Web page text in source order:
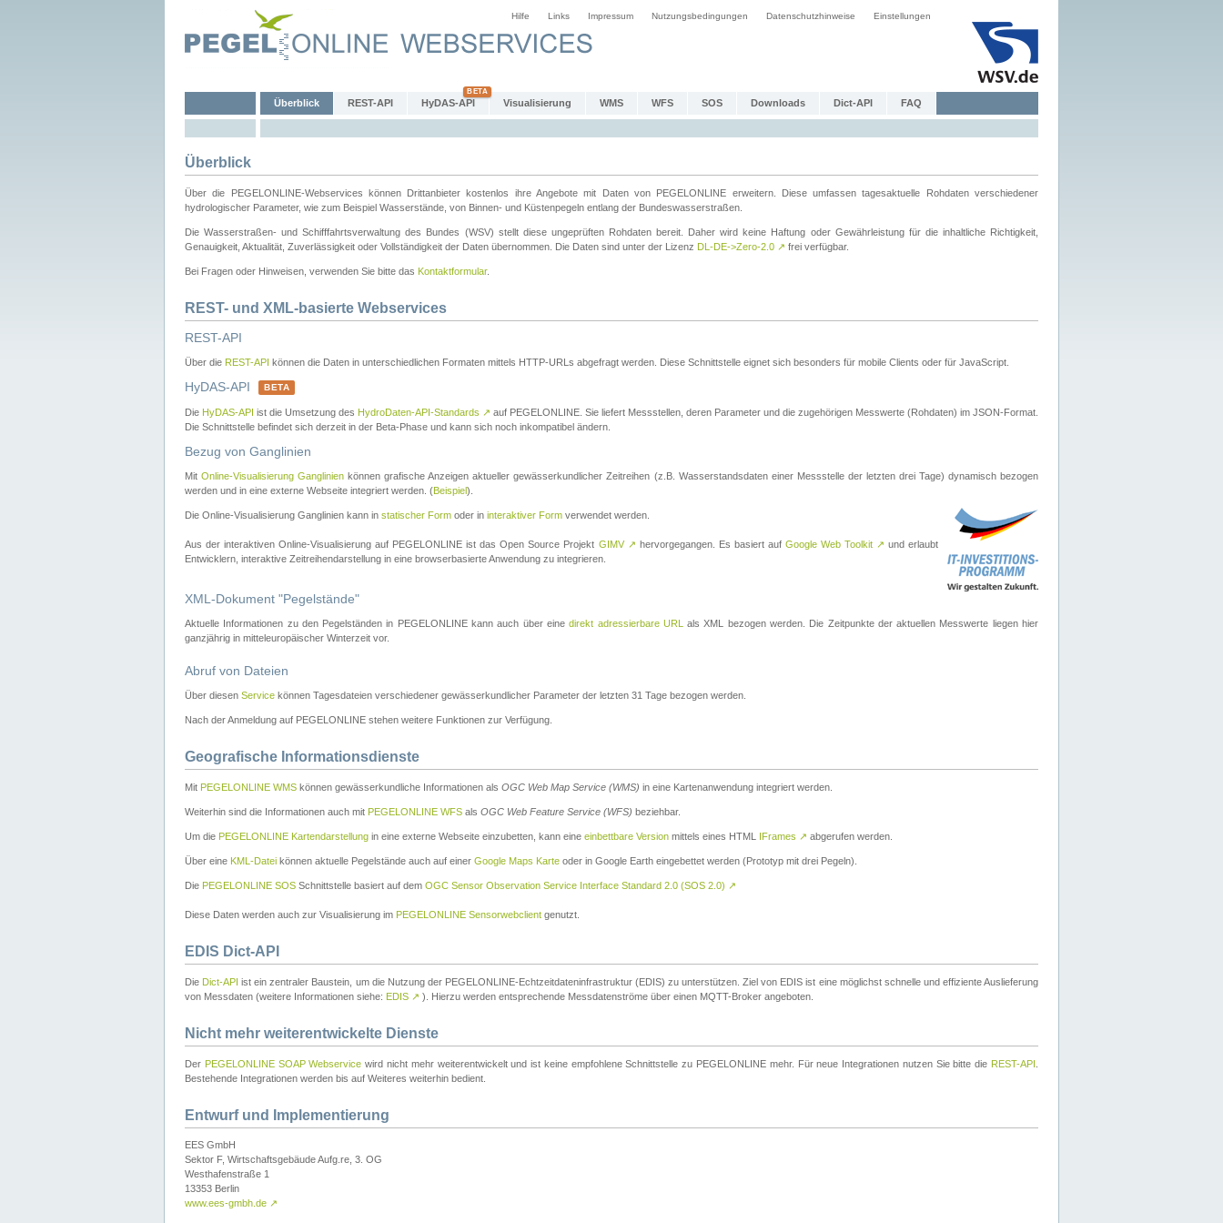
Hilfe Links Impressum Nutzungsbedingungen Datenschutzhinweise Einstellungen
Überblick REST-API HyDAS-API Visualisierung WMS WFS SOS Downloads Dict-API FAQ
Überblick
Über die PEGELONLINE-Webservices können Drittanbieter kostenlos ihre Angebote mit Daten von PEGELONLINE erweitern. Diese umfassen tagesaktuelle Rohdaten verschiedener
hydrologischer Parameter, wie zum Beispiel Wasserstände, von Binnen- und Küstenpegeln entlang der Bundeswasserstraßen.
Die Wasserstraßen- und Schifffahrtsverwaltung des Bundes (WSV) stellt diese ungeprüften Rohdaten bereit. Daher wird keine Haftung oder Gewährleistung für die inhaltliche Richtigkeit,
Genauigkeit, Aktualität, Zuverlässigkeit oder Vollständigkeit der Daten übernommen. Die Daten sind unter der Lizenz DL-DE->Zero-2.0 ↗ frei verfügbar.
Bei Fragen oder Hinweisen, verwenden Sie bitte das Kontaktformular.
REST- und XML-basierte Webservices
REST-API
Über die REST-API können die Daten in unterschiedlichen Formaten mittels HTTP-URLs abgefragt werden. Diese Schnittstelle eignet sich besonders für mobile Clients oder für JavaScript.
HyDAS-API BETA
Die HyDAS-API ist die Umsetzung des HydroDaten-API-Standards ↗ auf PEGELONLINE. Sie liefert Messstellen, deren Parameter und die zugehörigen Messwerte (Rohdaten) im JSON-Format.
Die Schnittstelle befindet sich derzeit in der Beta-Phase und kann sich noch inkompatibel ändern.
Bezug von Ganglinien
MitOnline-Visualisierung Ganglinien können grafische Anzeigen aktueller gewässerkundlicher Zeitreihen (z.B. Wasserstandsdaten einer Messstelle der letzten drei Tage) dynamisch bezogen
werden und in eine externe Webseite integriert werden. (Beispiel).
Die Online-Visualisierung Ganglinien kann in statischer Form oder in interaktiver Form verwendet werden.
Aus der interaktiven Online-Visualisierung auf PEGELONLINE ist das Open Source Projekt GIMV ↗ hervorgegangen. Es basiert auf Google Web Toolkit ↗ und erlaubt
Entwicklern, interaktive Zeitreihendarstellung in eine browserbasierte Anwendung zu integrieren.
XML-Dokument "Pegelstände"
Aktuelle Informationen zu den Pegelständen in PEGELONLINE kann auch über einedirekt adressierbare URL
als XML bezogen werden. Die Zeitpunkte der aktuellen Messwerte liegen hier
ganzjährig in mitteleuropäischer Winterzeit vor.
Abruf von Dateien
Über diesen Service können Tagesdateien verschiedener gewässerkundlicher Parameter der letzten 31 Tage bezogen werden.
Nach der Anmeldung auf PEGELONLINE stehen weitere Funktionen zur Verfügung.
Geografische Informationsdienste
Mit PEGELONLINE WMS können gewässerkundliche Informationen als OGC Web Map Service (WMS) in eine Kartenanwendung integriert werden.
Weiterhin sind die Informationen auch mit PEGELONLINE WFS als OGC Web Feature Service (WFS) beziehbar.
Um die PEGELONLINE Kartendarstellung in eine externe Webseite einzubetten, kann eine einbettbare Version mittels eines HTML IFrames ↗ abgerufen werden.
Über eine KML-Datei können aktuelle Pegelstände auch auf einer Google Maps Karte oder in Google Earth eingebettet werden (Prototyp mit drei Pegeln).
Die PEGELONLINE SOS Schnittstelle basiert auf dem OGC Sensor Observation Service Interface Standard 2.0 (SOS 2.0) ↗
Diese Daten werden auch zur Visualisierung im PEGELONLINE Sensorwebclient genutzt.
EDIS Dict-API
Die Dict-API ist ein zentraler Baustein, um die Nutzung der PEGELONLINE-Echtzeitdateninfrastruktur (EDIS) zu unterstützen. Ziel von EDIS ist eine möglichst schnelle und effiziente Auslieferung
von Messdaten (weitere Informationen siehe: EDIS ↗ ). Hierzu werden entsprechende Messdatenströme über einen MQTT-Broker angeboten.
Nicht mehr weiterentwickelte Dienste
Der PEGELONLINE SOAP Webservice wird nicht mehr weiterentwickelt und ist keine empfohlene Schnittstelle zu PEGELONLINE mehr. Für neue Integrationen nutzen Sie bitte die REST-API
Bestehende Integrationen werden bis auf Weiteres weiterhin bedient.
Entwurf und Implementierung
EES GmbH
Sektor F, Wirtschaftsgebäude Aufg.re, 3. OG
Westhafenstraße 1
13353 Berlin
www.ees-gmbh.de ↗